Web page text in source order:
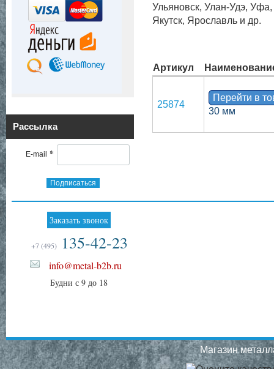
Рассылка
E-mail *
Подписаться
Ульяновск, Улан-Удэ,
Якутск, Ярославль и др.
Артикул
25874
Перейти в
30 мм
Заказать звонок
+7 (495) 135-42-23
info@metal-b2b.ru
Будни с 9 до 18
Магазин